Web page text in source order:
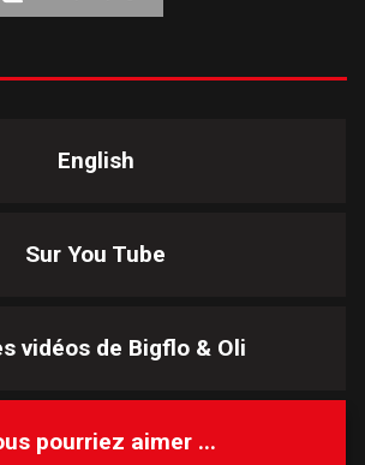
English
Sur You Tube
vidéos de Bigflo & Oli
pourriez aimer ...